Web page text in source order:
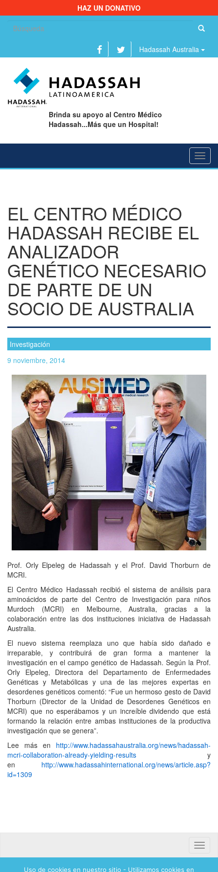
HAZ UN DONATIVO
Hadassah Australia
Brinda su apoyo al Centro Médico
Hadassah...Más que un Hospital!
EL CENTRO MÉDICO
HADASSAH RECIBE EL
ANALIZADOR
GENÉTICO NECESARIO
DE PARTE DE UN
SOCIO DE AUSTRALIA
Investigación
9 noviembre, 2014
Prof. Orly Elpeleg de Hadassah y el Prof. David Thorburn de
MCRI.
El Centro Médico Hadassah recibió el sistema de análisis para
aminoácidos de parte del Centro de Investigación para niños
Murdoch (MCRI) en Melbourne, Australia, gracias a la
colaboración entre las dos instituciones iniciativa de Hadassah
Australia.
El nuevo sistema reemplaza uno que había sido dañado e
irreparable, y contribuirá de gran forma a mantener la
investigación en el campo genético de Hadassah. Según la Prof.
Orly Elpeleg, Directora del Departamento de Enfermedades
Genéticas y Metabólicas y una de las mejores expertas en
desordenes genéticos comentó: “Fue un hermoso gesto de David
Thorburn (Director de la Unidad de Desordenes Genéticos en
MCRI) que no esperábamos y un increíble dividendo que está
formando la relación entre ambas instituciones de la productiva
investigación que se genera”.
Lee más en http://www.hadassahaustralia.org/news/hadassah-
mcri-collaboration-already-yielding-results y
en http://www.hadassahinternational.org/news/article.asp?
id=1309
Toggle
Uso de cookies en nuestro sitio - Utilizamos cookies en